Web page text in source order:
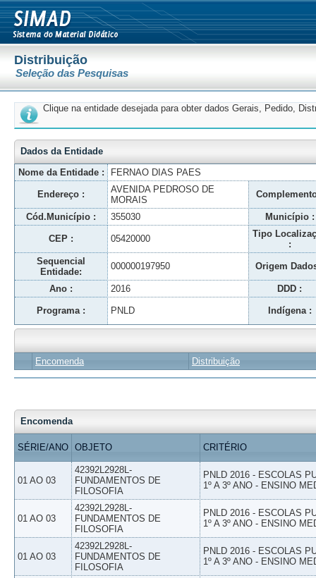
Distribuição
Seleção das Pesquisas
Clique na entidade desejada para obter dados Gerais, Pedido,
Dados da Entidade
Nome da Entidade :
FERNAO DIAS PAES
Endereço :
AVENIDA PEDROSO DE
MORAIS
Cód.Município : 355030 Município :
CEP : 05420000
Tipo
:
Sequencial
Entidade:
000000197950 Origem
Ano : 2016 DDD :
Programa : PNLD Indígena :
Encomenda Distribuição
Encomenda
SÉRIE/ANO OBJETO CRITÉRIO
01 AO 03
42392L2928L-
FUNDAMENTOS DE
FILOSOFIA
PNLD 2016 - ESCOLAS
1º A 3º ANO - ENSINO
01 AO 03
42392L2928L-
FUNDAMENTOS DE
FILOSOFIA
PNLD 2016 - ESCOLAS
1º A 3º ANO - ENSINO
01 AO 03
42392L2928L-
FUNDAMENTOS DE
FILOSOFIA
PNLD 2016 - ESCOLAS
1º A 3º ANO - ENSINO